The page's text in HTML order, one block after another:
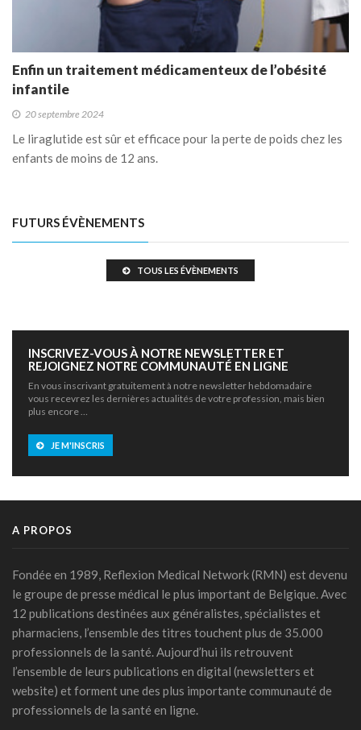
Enfin un traitement médicamenteux de l’obésité
infantile
20 septembre 2024
Le liraglutide est sûr et efficace pour la perte de poids chez les
enfants de moins de 12 ans.
FUTURS ÉVÈNEMENTS
TOUS LES ÉVÈNEMENTS
INSCRIVEZ-VOUS À NOTRE NEWSLETTER ET
REJOIGNEZ NOTRE COMMUNAUTÉ EN LIGNE
En vous inscrivant gratuitement à notre newsletter hebdomadaire
vous recevrez les dernières actualités de votre profession, mais bien
plus encore …
JE M'INSCRIS
A PROPOS
Fondée en 1989, Reflexion Medical Network (RMN) est devenu
le groupe de presse médical le plus important de Belgique. Avec
12 publications destinées aux généralistes, spécialistes et
pharmaciens, l’ensemble des titres touchent plus de 35.000
professionnels de la santé. Aujourd’hui ils retrouvent
l’ensemble de leurs publications en digital (newsletters et
website) et forment une des plus importante communauté de
professionnels de la santé en ligne.